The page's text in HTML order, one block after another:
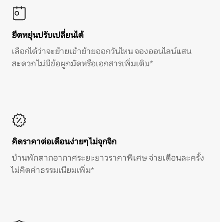
ยืดหยุ่นปรับเปลี่ยนได้
เลือกได้ว่าจะย้ายเข้าย้ายออกวันไหน จองออนไลน์แสน
สะดวก ไม่มีข้อผูกมัดหรือเอกสารเพิ่มเติม*
คิดราคาต่อเดือนง่ายๆ ไม่จุกจิก
บ้านพักตากอากาศระยะยาวราคาพิเศษ จ่ายเดือนละครั้ง
ไม่คิดค่าธรรมเนียมเพิ่ม*